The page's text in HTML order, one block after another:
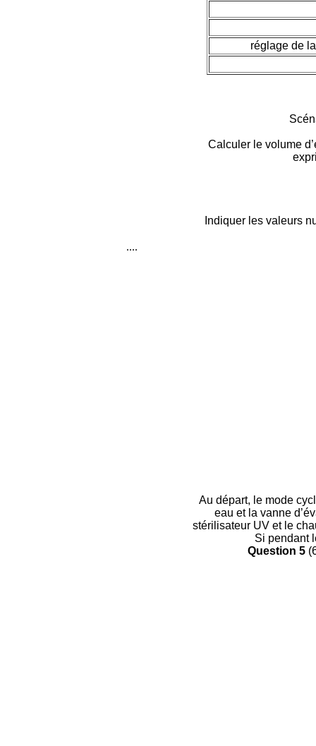
....
réglage de
Calculer le volume
Indiquer les valeurs
Au départ, le mode
eau et la vanne
stérilisateur UV et le
Si pendant
Question 5